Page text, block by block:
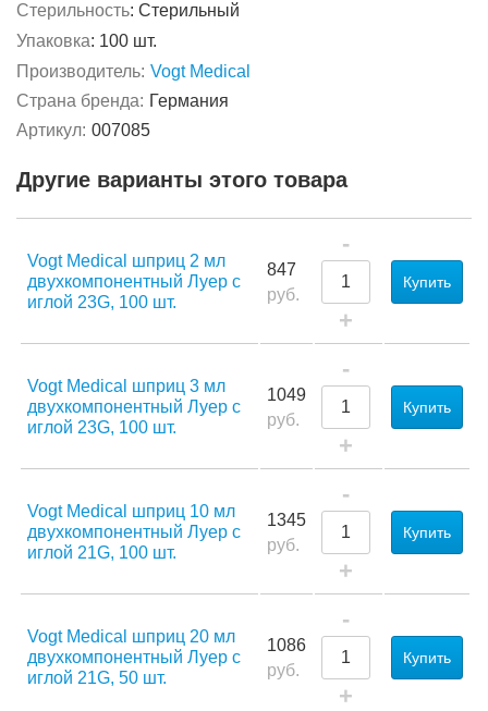
Стерильность: Стерильный
Упаковка: 100 шт.
Производитель: Vogt Medical
Страна бренда: Германия
Артикул: 007085
Другие варианты этого товара
Vogt Medical шприц 2 мл
двухкомпонентный Луер с
иглой 23G, 100 шт.
847
руб.
-
+
Купить
Vogt Medical шприц 3 мл
двухкомпонентный Луер с
иглой 23G, 100 шт.
1049
руб.
-
+
Купить
Vogt Medical шприц 10 мл
двухкомпонентный Луер с
иглой 21G, 100 шт.
1345
руб.
-
+
Купить
Vogt Medical шприц 20 мл
двухкомпонентный Луер с
иглой 21G, 50 шт.
1086
руб.
-
+
Купить